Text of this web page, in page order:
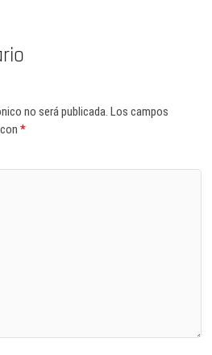
no será publicada. Los campos
con*